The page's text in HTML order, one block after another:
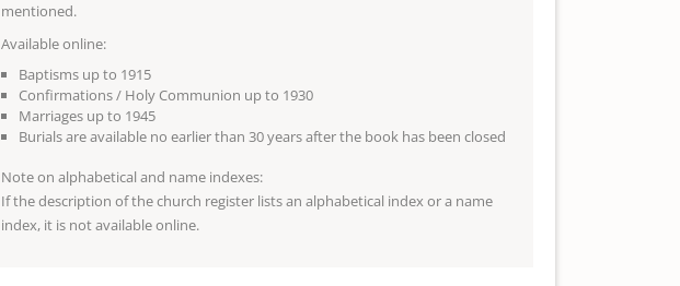
mentioned.
Available online:
Baptisms up to 1915
Confirmations / Holy Communion up to 1930
Marriages up to 1945
Burials are available no earlier than 30 years after the book has been closed
Note on alphabetical and name indexes:
If the description of the church register lists an alphabetical index or a name
index, it is not available online.